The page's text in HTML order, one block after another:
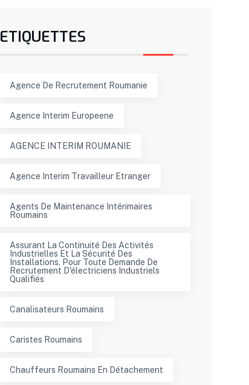
ETIQUETTES
Agence De Recrutement Roumanie
Agence Interim Europeene
AGENCE INTERIM ROUMANIE
Agence Interim Travailleur Etranger
Agents De Maintenance Intérimaires
Roumains
Assurant La Continuité Des Activités
Industrielles Et La Sécurité Des
Installations. Pour Toute Demande De
Recrutement D'électriciens Industriels
Qualifiés
Canalisateurs Roumains
Caristes Roumains
Chauffeurs Roumains En Détachement